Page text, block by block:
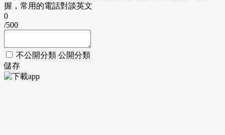
握，常用的電話對談英文
0
/500
不公開分類 公開分類
儲存